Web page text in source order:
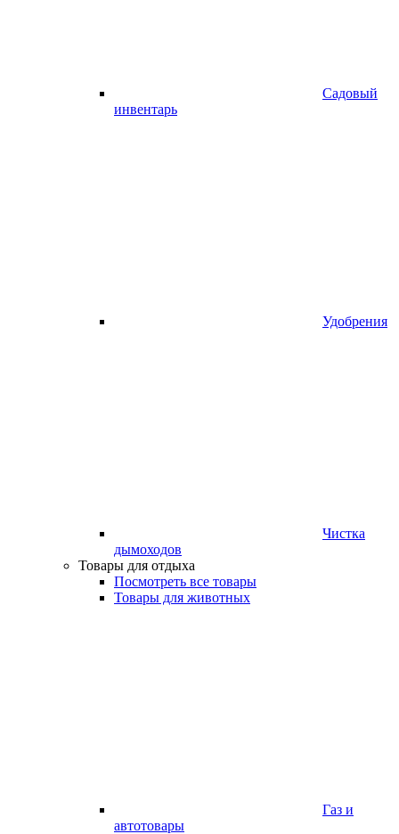
Садовый
инвентарь
Удобрения
Чистка
дымоходов
Товары для отдыха
Посмотреть все товары
Товары для животных
Газ и
автотовары